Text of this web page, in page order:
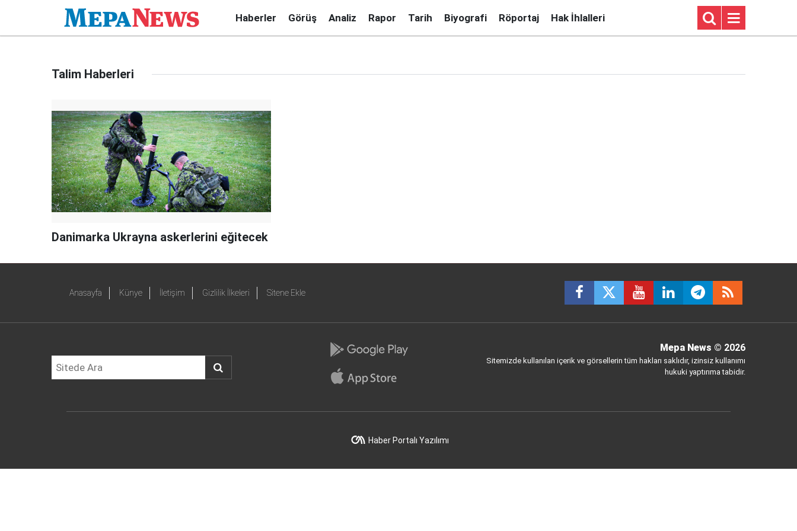
Haberler Görüş Analiz Rapor Tarih Biyografi Röportaj Hak İhlalleri
Talim Haberleri
Danimarka Ukrayna askerlerini eğitecek
Anasayfa Künye İletişim Gizlilik İlkeleri Sitene Ekle
Mepa News © 2026
Sitemizde kullanılan içerik ve görsellerin tüm hakları saklıdır, izinsiz kullanımı
hukuki yaptırıma tabidir.
Haber Portalı Yazılımı